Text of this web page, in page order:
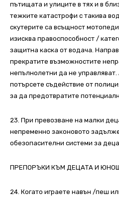
пътищата и улиците в тях и в
тежките катастрофи с такива
скутерите са всъщност
изисква правоспособност /
защитна каска от водача.
прекратите възможностите
непълнолетни да не управляват.
потърсете съдействие от
за да предотвратите
23. При превозване на малки
непременно законовото
обезопасителни системи за
ПРЕПОРЪКИ КЪМ ДЕЦАТА И
24. Когато играете навън /пеш